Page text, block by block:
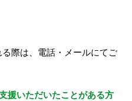
る際は、電話・メールにてご
援いただいたことがある方